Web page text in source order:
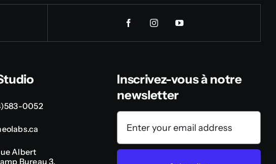
0052
Albert
Bureau 3,
Inscrivez-vous à notre
newsletter